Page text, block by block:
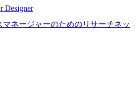
Designer
マネージャーのためのリサーチネッ